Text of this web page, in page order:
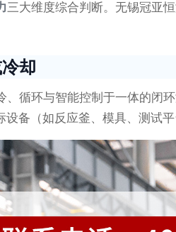
三大维度综合判断。无锡冠亚
却
、循环与智能控制于一体的
备（如反应釜、模具、测试平